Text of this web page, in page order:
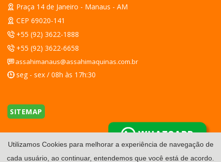
Praça 14 de Janeiro - Manaus - AM
CEP 69020-141
+55 (92) 3622-1888
+55 (92) 3622-6658
assahimanaus@assahimaquinas.com.br
seg - sex / 08h às 17h:30
SITEMAP
WHATSAPP
Utilizamos Cookies para melhorar a experiência de navegação de
cada usuário, ao continuar, entendemos que você está de acordo.